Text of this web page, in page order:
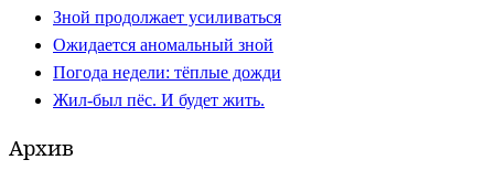
Зной продолжает усиливаться
Ожидается аномальный зной
Погода недели: тёплые дожди
Жил-был пёс. И будет жить.
Архив